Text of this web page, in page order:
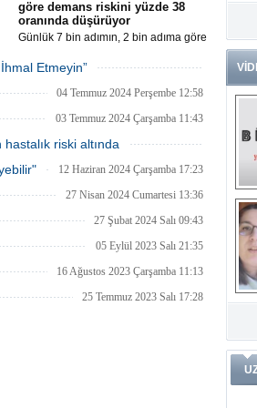
göre demans riskini yüzde 38
oranında düşürüyor
Günlük 7 bin adımın, 2 bin adıma göre
düşürdüğü, depresyon, diyabet, kalp
rahatsızlıkları ve kanser kaynaklı ölüm
riskini de ciddi oranda azalttığı
Etmeyin”
14 Ağustos 2024 Çarşamba 10:53
04 Temmuz 2024 Perşembe 12:58
03 Temmuz 2024 Çarşamba 11:43
riski altında
26 Haziran 2024 Çarşamba 14:13
12 Haziran 2024 Çarşamba 17:23
27 Nisan 2024 Cumartesi 13:36
27 Şubat 2024 Salı 09:43
05 Eylül 2023 Salı 21:35
16 Ağustos 2023 Çarşamba 11:13
25 Temmuz 2023 Salı 17:28